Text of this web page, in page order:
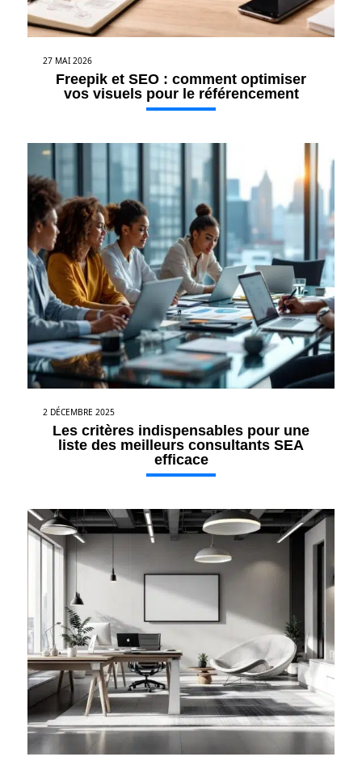
27 MAI 2026
Freepik et SEO : comment optimiser
vos visuels pour le référencement
2 DÉCEMBRE 2025
Les critères indispensables pour une
liste des meilleurs consultants SEA
efficace